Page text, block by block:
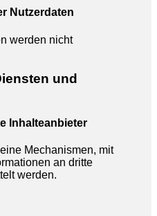
Nutzerdaten
werden nicht
und
Inhalteanbieter
Mechanismen, mit
an dritte
werden.